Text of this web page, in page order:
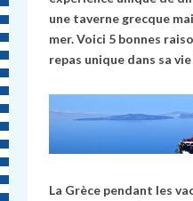
une taverne grecque
mer. Voici 5 bonnes
repas unique dans sa vie
La Grèce pendant les